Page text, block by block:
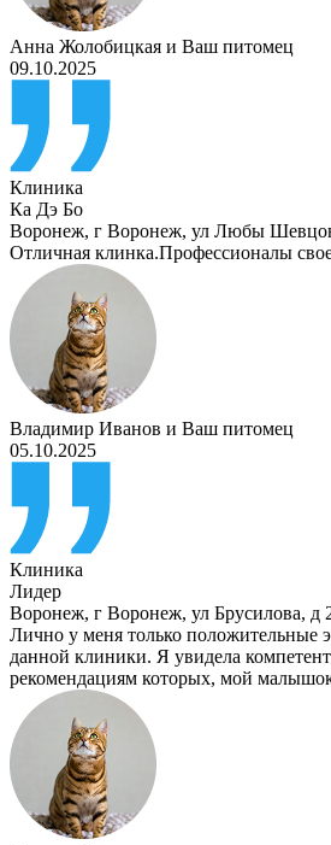
Анна Жолобицкая и Ваш питомец
09.10.2025
Клиника
Ка Дэ Бо
Воронеж, г Воронеж, ул Любы
Отличная клинка.Профессионалы
Владимир Иванов и Ваш питомец
05.10.2025
Клиника
Лидер
Воронеж, г Воронеж, ул Брусилова, д
Лично у меня только положительные
данной клиники. Я увидела
рекомендациям которых, мой